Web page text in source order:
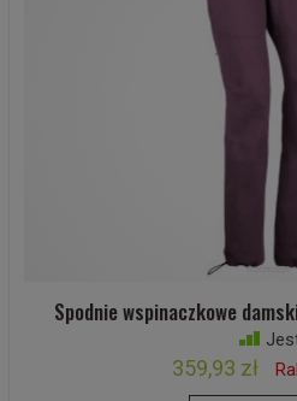
Spodnie wspinaczkowe
359,93 zł